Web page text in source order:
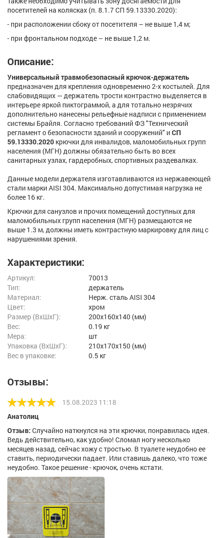
посетителей на колясках (п. 8.1.7 СП 59.13330.2020):
- при расположении сбоку от посетителя – не выше 1,4 м;
- при фронтальном подходе – не выше 1,2 м.
Описание:
Универсальный травмобезопасный крючок-держатель
предназначен для крепления одновременно 2-х костылей. Для
слабовидящих — держатель трости контрастно выделяется в
интерьере яркой пиктограммой, а для тотально незрячих
дополнительно нанесены рельефные надписи с применением
системы Брайля. Согласно требований ФЗ "Технический
регламент о безопасности зданий и сооружений" и СП
59.13330.2020 крючки для инвалидов, маломобильных групп
населения (МГН) должны обязательно быть во всех
санитарных узлах, гардеробных, спортивных раздевалках.
Данные модели держателя изготавливаются из нержавеющей
стали марки AISI 304. Максимально допустимая нагрузка не
более 16 кг.
Крючки для санузлов и прочих помещений доступных для
маломобильных групп населения (МГН) размещаются не
выше 1.3 м, должны иметь контрастную маркировку для лиц с
нарушениями зрения.
Характеристики:
Артикул:
70013
Тип:
держатель
Материал:
Нерж. сталь AISI 304
Цвет:
хром
Размер (ВxШxГ):
200x160x140 (мм)
Вес:
0.19 кг
Мера:
шт
Упаковка (ВхШхГ):
210x170x150 (мм)
Вес в упаковке:
0.5 кг
Отзывы:
15.08.2023 11:18
Анатолиц
Отзыв: Случайно наткнулся на эти крючки, понравилась идея.
Ведь действительно, как удобно! Сломал ногу несколько
месяцев назад, сейчас хожу с тростью. В туалете неудобно ее
ставить, периодически падает. Или ставишь далеко, что тоже
неудобно. Такое решение - крючок, очень кстати.